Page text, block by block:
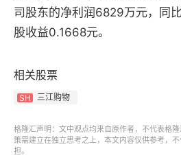
司股东的净利润6829万元，同
股收益0.1668元。
相关股票
SH 三江购物
格隆汇声明：文中观点均来自原作者，不代表格
策需建立在独立思考之上，本文内容仅供参考，
担。